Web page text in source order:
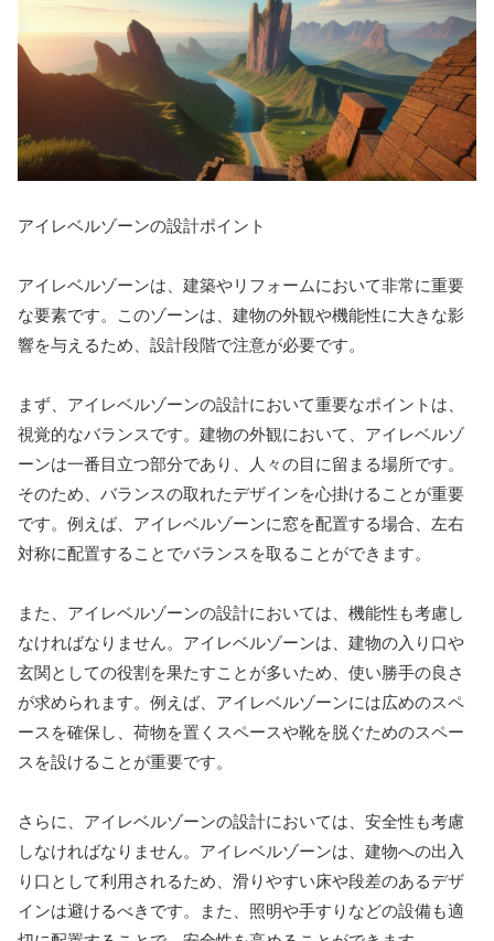
アイレベルゾーンの設計ポイント
アイレベルゾーンは、建築やリフォームにおいて非常に重要
な要素です。このゾーンは、建物の外観や機能性に大きな影
響を与えるため、設計段階で注意が必要です。
まず、アイレベルゾーンの設計において重要なポイントは、
視覚的なバランスです。建物の外観において、アイレベルゾ
ーンは一番目立つ部分であり、人々の目に留まる場所です。
そのため、バランスの取れたデザインを心掛けることが重要
です。例えば、アイレベルゾーンに窓を配置する場合、左右
対称に配置することでバランスを取ることができます。
また、アイレベルゾーンの設計においては、機能性も考慮し
なければなりません。アイレベルゾーンは、建物の入り口や
玄関としての役割を果たすことが多いため、使い勝手の良さ
が求められます。例えば、アイレベルゾーンには広めのスペ
ースを確保し、荷物を置くスペースや靴を脱ぐためのスペー
スを設けることが重要です。
さらに、アイレベルゾーンの設計においては、安全性も考慮
しなければなりません。アイレベルゾーンは、建物への出入
り口として利用されるため、滑りやすい床や段差のあるデザ
インは避けるべきです。また、照明や手すりなどの設備も適